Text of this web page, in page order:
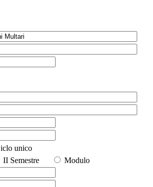
unico
II Semestre
Modulo